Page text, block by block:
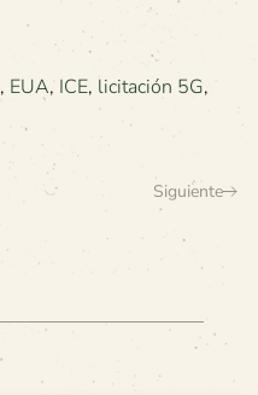
, EUA, ICE, licitación 5G,
Siguiente